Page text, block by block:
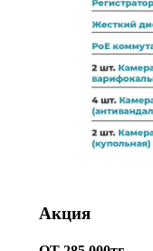
Акция